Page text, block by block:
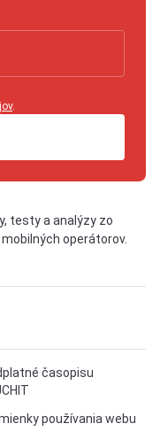
.
testy a analýzy zo
operátorov.
časopisu
používania webu